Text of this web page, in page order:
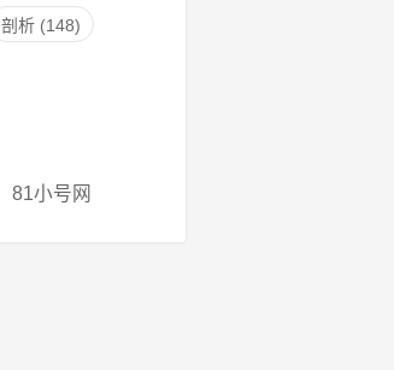
剖析 (148)
81小号网